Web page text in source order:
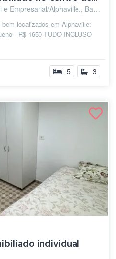
Alphaville., Barueri - SP
localizados em Alphaville:
- R$ 1650 TUDO INCLUSO
5 3
individual